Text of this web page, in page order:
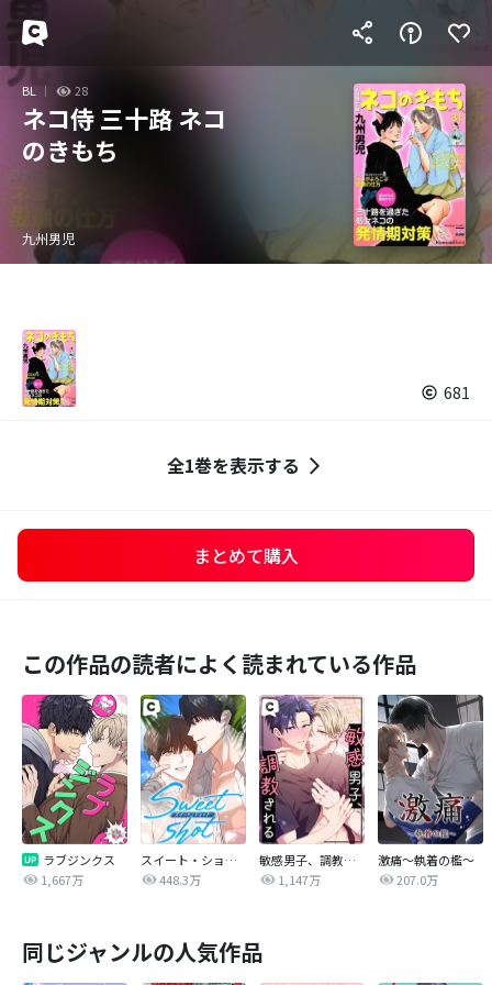
BL 28
ネコ侍 三十路 ネコ
のきもち
九州男児
681
全1巻を表示する
まとめて購入
この作品の読者によく読まれている作品
ラブジンクス
1,667万
スイート・ショット
448.3万
敏感男子、調教される
1,147万
激痛～執着の檻～
207.0万
同じジャンルの人気作品